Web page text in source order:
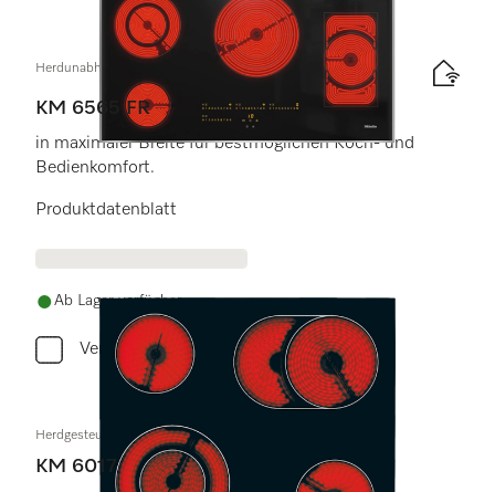
Herdunabhängiges Elektrokochfeld
KM 6565 FR
in maximaler Breite für bestmöglichen Koch- und
Bedienkomfort.
Produktdatenblatt
Ab Lager verfügbar
Vergleichen
Herdgesteuertes Elektrokochfeld
KM 6017